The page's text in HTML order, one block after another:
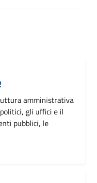
amministrativa
gli uffici e il
pubblici, le